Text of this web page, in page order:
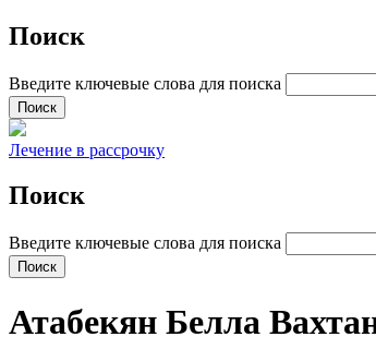
Поиск
Введите ключевые слова для поиска
Лечение в рассрочку
Поиск
Введите ключевые слова для поиска
Атабекян Белла